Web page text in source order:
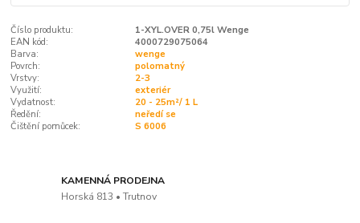
Číslo produktu:
1-XYL.OVER 0,75l Wenge
EAN kód:
4000729075064
Barva:
wenge
Povrch:
polomatný
Vrstvy:
2-3
Využití:
exteriér
Vydatnost:
20 - 25m²/ 1 L
Ředění:
neředí se
Čištění pomůcek:
S 6006
KAMENNÁ PRODEJNA
Horská 813 • Trutnov